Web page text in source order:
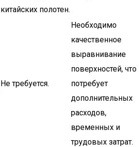
китайских полотен.
Не требуется.
Необходимо
качественное
выравнивание
поверхностей, что
потребует
дополнительных
расходов,
временных и
трудовых затрат.